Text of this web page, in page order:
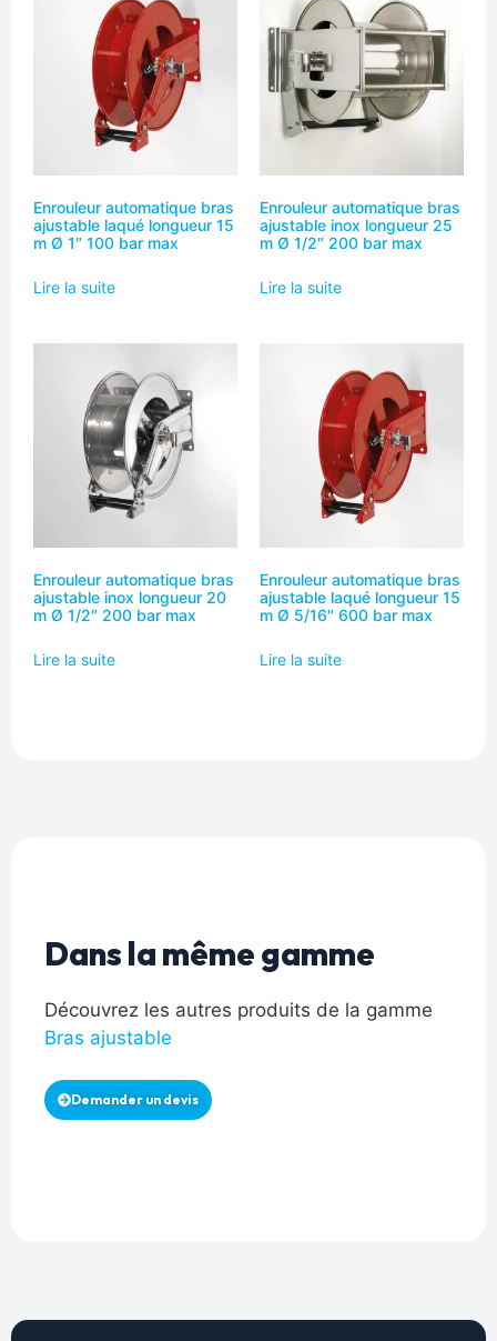
Enrouleur automatique bras
ajustable laqué longueur 15
m Ø 1″ 100 bar max
Lire la suite
Enrouleur automatique bras
ajustable inox longueur 25
m Ø 1/2″ 200 bar max
Lire la suite
Enrouleur automatique bras
ajustable inox longueur 20
m Ø 1/2″ 200 bar max
Lire la suite
Enrouleur automatique bras
ajustable laqué longueur 15
m Ø 5/16″ 600 bar max
Lire la suite
Dans la même gamme
Découvrez les autres produits de la gamme
Bras ajustable
Demander un devis